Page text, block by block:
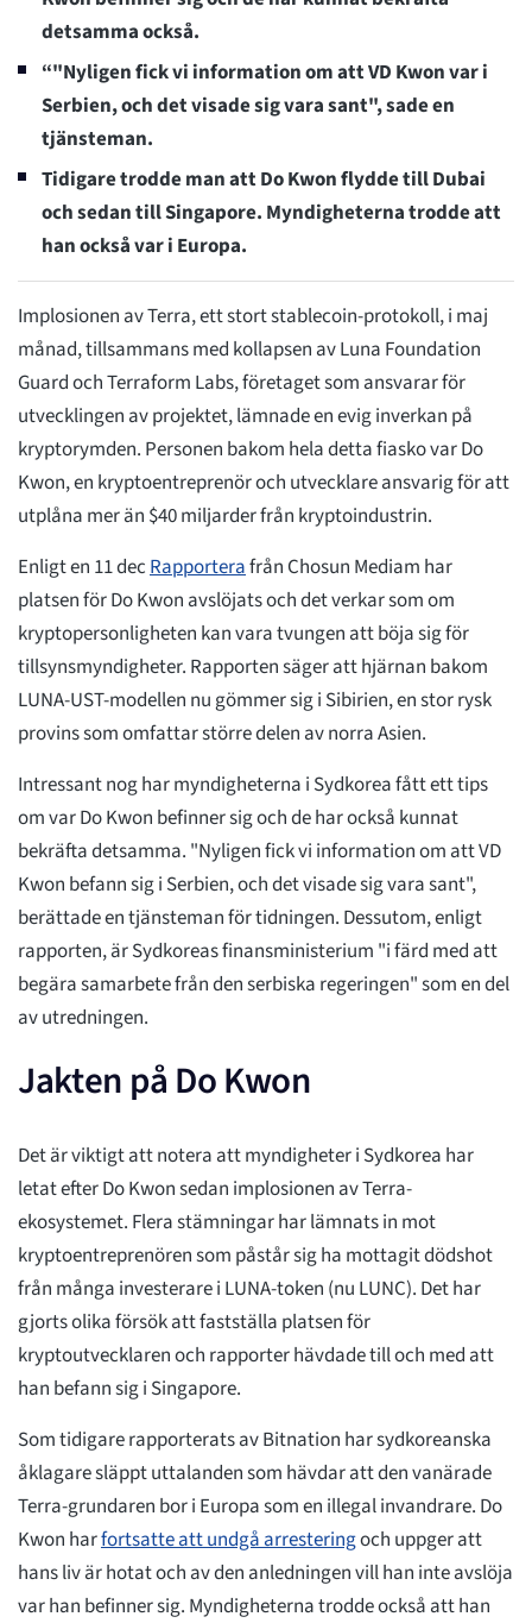
detsamma också.
“"Nyligen fick vi information om att VD Kwon var i
Serbien, och det visade sig vara sant", sade en
tjänsteman.
Tidigare trodde man att Do Kwon flydde till Dubai
och sedan till Singapore. Myndigheterna trodde att
han också var i Europa.
Implosionen av Terra, ett stort stablecoin-protokoll, i maj
månad, tillsammans med kollapsen av Luna Foundation
Guard och Terraform Labs, företaget som ansvarar för
utvecklingen av projektet, lämnade en evig inverkan på
kryptorymden. Personen bakom hela detta fiasko var Do
Kwon, en kryptoentreprenör och utvecklare ansvarig för att
utplåna mer än $40 miljarder från kryptoindustrin.
Enligt en 11 decRapporterafrån Chosun Mediam har
platsen för Do Kwon avslöjats och det verkar som om
kryptopersonligheten kan vara tvungen att böja sig för
tillsynsmyndigheter. Rapporten säger att hjärnan bakom
LUNA-UST-modellen nu gömmer sig i Sibirien, en stor rysk
provins som omfattar större delen av norra Asien.
Intressant nog har myndigheterna i Sydkorea fått ett tips
om var Do Kwon befinner sig och de har också kunnat
bekräfta detsamma. "Nyligen fick vi information om att VD
Kwon befann sig i Serbien, och det visade sig vara sant",
berättade en tjänsteman för tidningen. Dessutom, enligt
rapporten, är Sydkoreas finansministerium "i färd med att
begära samarbete från den serbiska regeringen" som en del
av utredningen.
Jakten på Do Kwon
Det är viktigt att notera att myndigheter i Sydkorea har
letat efter Do Kwon sedan implosionen av Terra-
ekosystemet. Flera stämningar har lämnats in mot
kryptoentreprenören som påstår sig ha mottagit dödshot
från många investerare i LUNA-token (nu LUNC). Det har
gjorts olika försök att fastställa platsen för
kryptoutvecklaren och rapporter hävdade till och med att
han befann sig i Singapore.
Som tidigare rapporterats av Bitnation har sydkoreanska
åklagare släppt uttalanden som hävdar att den vanärade
Terra-grundaren bor i Europa som en illegal invandrare. Do
Kwon harfortsatte att undgå arresteringoch uppger att
hans liv är hotat och av den anledningen vill han inte avslöja
var han befinner sig. Myndigheterna trodde också att han